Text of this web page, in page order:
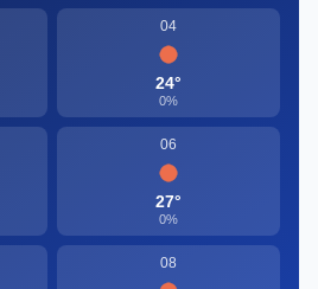
04
24°
0%
06
27°
0%
08